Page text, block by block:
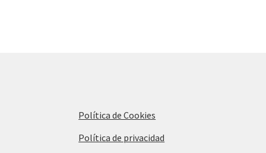
Política de Cookies
Política de privacidad